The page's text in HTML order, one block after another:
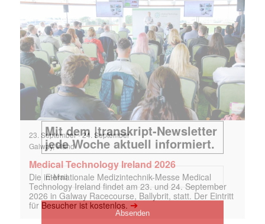
23. September-24. September
Galway, Irland
Medical Technology Ireland 2026
Die internationale Medizintechnik-Messe Medical
Technology Ireland findet am 23. und 24. September
2026 in Galway Racecourse, Ballybrit, statt. Der Eintritt
für Besucher ist kostenlos. ➔